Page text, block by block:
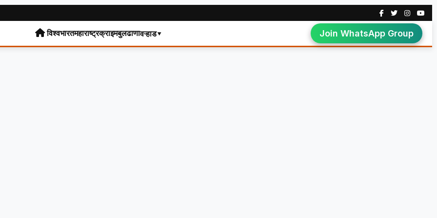
विश्वभारतमहाराष्ट्रक्राइमबुलढाणावऱ्हाड▾ Join WhatsApp Group